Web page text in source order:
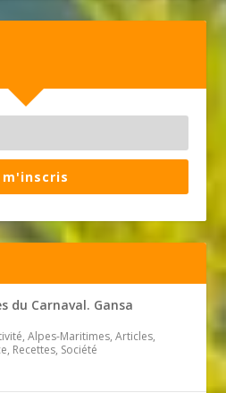
m'inscris
du Carnaval. Gansa
Alpes-Maritimes, Articles,
Recettes, Société